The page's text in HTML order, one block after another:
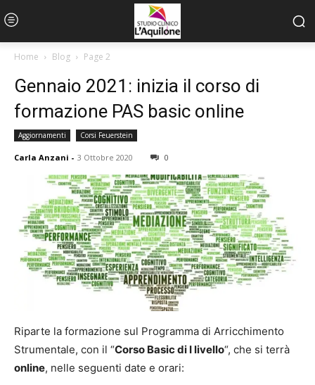
Home Blog Page 2
Gennaio 2021: inizia il corso di
formazione PAS basic online
Aggiornamenti Corsi Feuerstein
Carla Anzani - 3 Ottobre 2020 0
Riparte la formazione sul Programma di Arricchimento
Strumentale, con il “Corso Basic di I livello“, che si terrà
online, nelle seguenti date e orari: